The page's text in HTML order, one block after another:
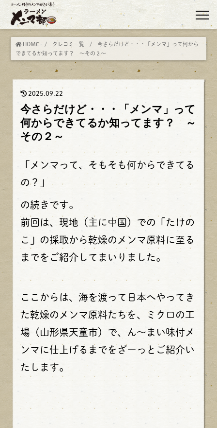
HOME / タレコミ一覧 / 今さらだけど・・・「メンマ」って何から
できてるか知ってます？ ～その２～
2025.09.22
今さらだけど・・・「メンマ」って
何からできてるか知ってます？ ～
その２～
「メンマって、そもそも何からできてる
の？」
の続きです。
前回は、現地（主に中国）での「たけの
こ」の採取から乾燥のメンマ原料に至る
までをご紹介してまいりました。
ここからは、海を渡って日本へやってき
た乾燥のメンマ原料たちを、ミクロの工
場（山形県天童市）で、ん～まい味付メ
ンマに仕上げるまでをざーっとご紹介い
たします。